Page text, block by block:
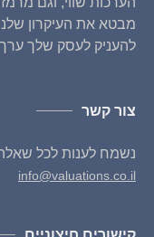
מבטא את העיקרון
להעניק לעסק שלך
צור קשר
נשמח לענות לכל שאלה
info@valuations.co.il